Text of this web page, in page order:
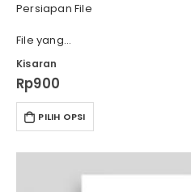
Persiapan File
File yang…
Kisaran
Rp900
PILIH OPSI